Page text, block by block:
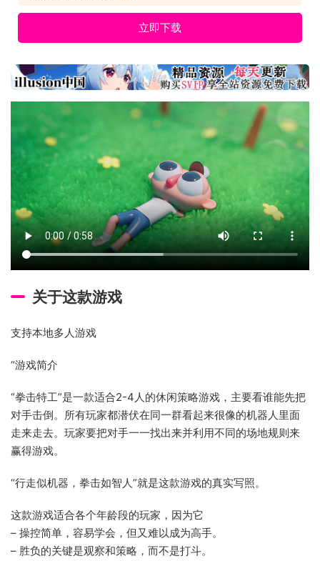
立即下载
关于这款游戏
支持本地多人游戏
“游戏简介
“拳击特工”是一款适合2-4人的休闲策略游戏，主要看谁能先把
对手击倒。所有玩家都潜伏在同一群看起来很像的机器人里面
走来走去。玩家要把对手一一找出来并利用不同的场地规则来
赢得游戏。
“行走似机器，拳击如智人”就是这款游戏的真实写照。
这款游戏适合各个年龄段的玩家，因为它
– 操控简单，容易学会，但又难以成为高手。
– 胜负的关键是观察和策略，而不是打斗。